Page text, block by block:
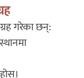
गरेका छन्: